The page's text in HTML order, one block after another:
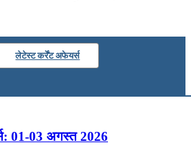
लेटेस्ट कर्रेंट अफेयर्स
01-03 अगस्त 2026